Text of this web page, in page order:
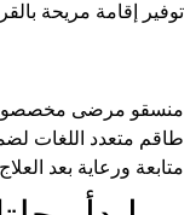
توفير إقامة مريحة
منسقو مرضى
طاقم متعدد اللغات
متابعة ورعاية بعد العلاج